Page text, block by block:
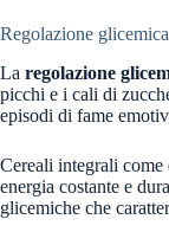
Regolazione
La regolazione
picchi e i cali di
episodi di fame
Cereali integrali
energia costante e
glicemiche che